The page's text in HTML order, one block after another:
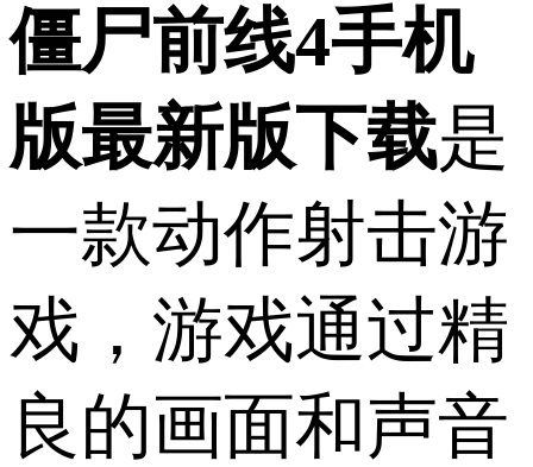
僵尸前线4手机
版最新版下载是
一款动作射击游
戏，游戏通过精
良的画面和声音